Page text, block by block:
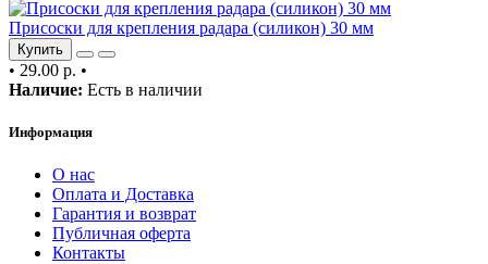
Присоски для крепления радара (силикон) 30 мм
Купить
• 29.00 р. •
Наличие: Есть в наличии
Информация
О нас
Оплата и Доставка
Гарантия и возврат
Публичная оферта
Контакты